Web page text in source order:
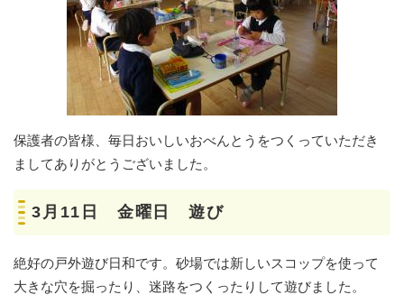
保護者の皆様、毎日おいしいおべんとうをつくっていただき
ましてありがとうございました。
3月11日 金曜日 遊び
絶好の戸外遊び日和です。砂場では新しいスコップを使って
大きな穴を掘ったり、迷路をつくったりして遊びました。